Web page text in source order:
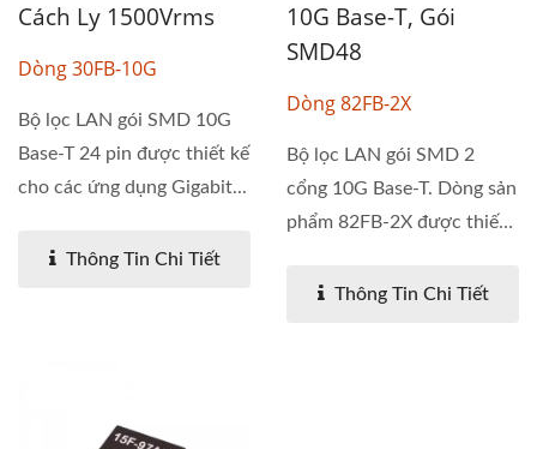
Cách Ly 1500Vrms
Dòng 30FB-10G
Bộ lọc LAN gói SMD 10G
Base-T 24 pin được thiết kế
cho các ứng dụng Gigabit...
Thông Tin Chi Tiết
10G Base-T, Gói
SMD48
Dòng 82FB-2X
Bộ lọc LAN gói SMD 2
cổng 10G Base-T. Dòng sản
phẩm 82FB-2X được thiết
Thông Tin Chi Tiết